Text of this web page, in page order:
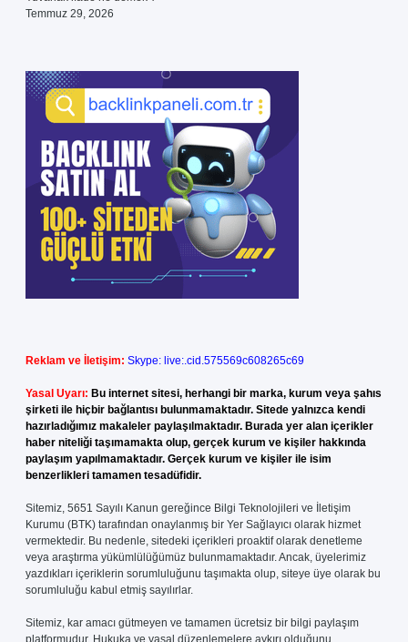
Temmuz 29, 2026
Reklam ve İletişim: Skype: live:.cid.575569c608265c69
Yasal Uyarı: Bu internet sitesi, herhangi bir marka, kurum veya şahıs
şirketi ile hiçbir bağlantısı bulunmamaktadır. Sitede yalnızca kendi
hazırladığımız makaleler paylaşılmaktadır. Burada yer alan içerikler
haber niteliği taşımamakta olup, gerçek kurum ve kişiler hakkında
paylaşım yapılmamaktadır. Gerçek kurum ve kişiler ile isim
benzerlikleri tamamen tesadüfidir.
Sitemiz, 5651 Sayılı Kanun gereğince Bilgi Teknolojileri ve İletişim
Kurumu (BTK) tarafından onaylanmış bir Yer Sağlayıcı olarak hizmet
vermektedir. Bu nedenle, sitedeki içerikleri proaktif olarak denetleme
veya araştırma yükümlülüğümüz bulunmamaktadır. Ancak, üyelerimiz
yazdıkları içeriklerin sorumluluğunu taşımakta olup, siteye üye olarak bu
sorumluluğu kabul etmiş sayılırlar.
Sitemiz, kar amacı gütmeyen ve tamamen ücretsiz bir bilgi paylaşım
platformudur. Hukuka ve yasal düzenlemelere aykırı olduğunu